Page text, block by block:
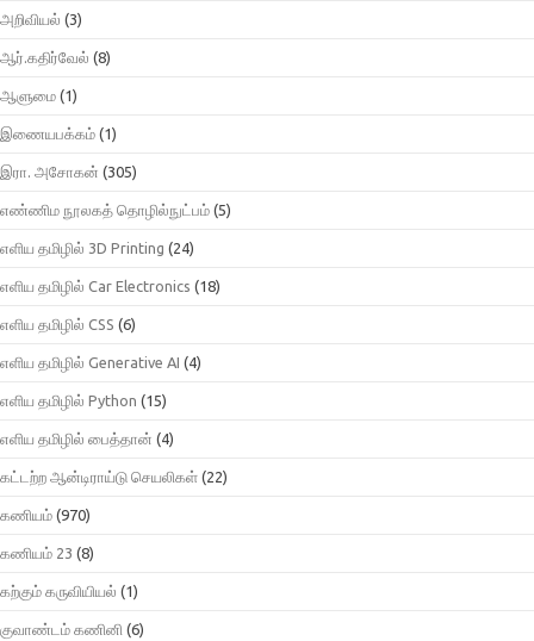
அறிவியல் (3)
ஆர்.கதிர்வேல் (8)
ஆளுமை (1)
இணையபக்கம் (1)
இரா. அசோகன் (305)
எண்ணிம நூலகத் தொழில்நுட்பம் (5)
எளிய தமிழில் 3D Printing (24)
எளிய தமிழில் Car Electronics (18)
எளிய தமிழில் CSS (6)
எளிய தமிழில் Generative AI (4)
எளிய தமிழில் Python (15)
எளிய தமிழில் பைத்தான் (4)
கட்டற்ற ஆன்டிராய்டு செயலிகள் (22)
கணியம் (970)
கணியம் 23 (8)
கற்கும் கருவியியல் (1)
குவாண்டம் கணினி (6)